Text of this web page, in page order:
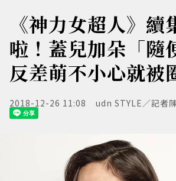
《神力女超人》續
啦！蓋兒加朵「隨
反差萌不小心就被
2018-12-26 11:08 udn STYLE／記者